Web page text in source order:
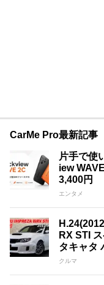
CarMe Pro最新記事
片手で使
iew
3,400円
エンタメ
RX STI
タキャタ
クルマ